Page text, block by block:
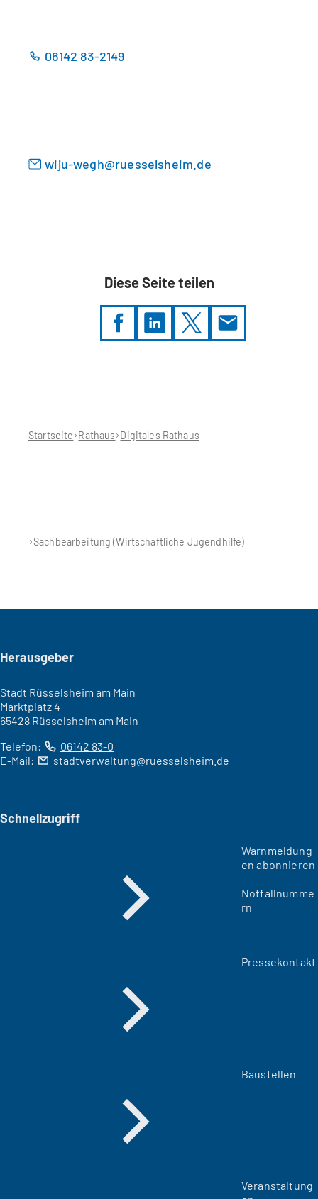
06142 83-2149
wiju-wegh ruesselsheim de
Diese Seite teilen
hier:Startseite Rathaus Digitales Rathaus
Sachbearbeitung (Wirtschaftliche Jugendhilfe)
Seitenfuß
Herausgeber
Stadt Rüsselsheim am Main
Marktplatz 4
65428 Rüsselsheim am Main
Telefon:
06142 83-0
E-Mail:
stadtverwaltung ruesselsheim de
Schnellzugriff
Warnmeldung
en abonnieren
-
Notfallnumme
rn
Pressekontakt
Baustellen
Veranstaltung